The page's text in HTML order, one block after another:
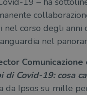
nel corso degli anni
nel
Covid-19: cosa
da Ipsos su mille